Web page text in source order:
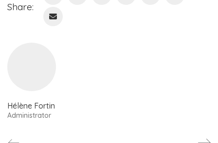
Share:
Hélène Fortin
Administrator